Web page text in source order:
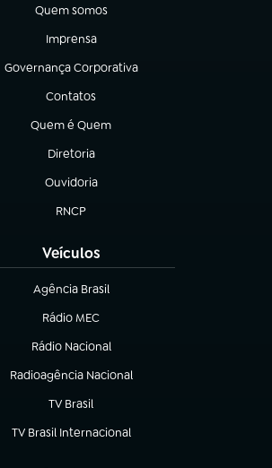
Quem somos
(abre em nova aba)
Imprensa
(abre em nova aba)
Governança Corporativa
(abre em nova aba)
Contatos
(abre em nova aba)
Quem é Quem
(abre em nova aba)
Diretoria
(abre em nova aba)
Ouvidoria
(abre em nova aba)
RNCP
(abre em nova aba)
Veículos
Agência Brasil
(abre em nova aba)
Rádio MEC
(abre em nova aba)
Rádio Nacional
Radioagência Nacional
(abre em nova aba)
TV Brasil
(abre em nova aba)
TV Brasil Internacional
(abre em nova aba)